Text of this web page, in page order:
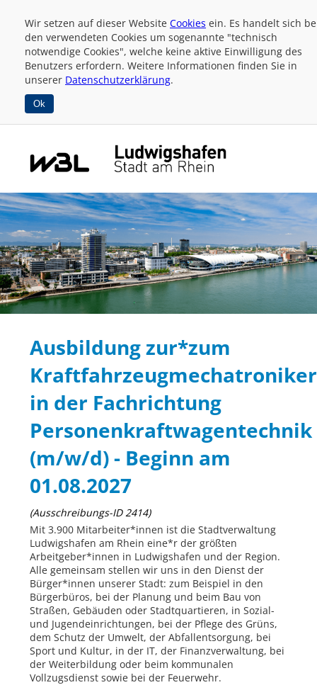
Wir setzen auf dieser Website Cookies ein. Es handelt sich
den verwendeten Cookies um sogenannte "technisch
notwendige Cookies", welche keine aktive Einwilligung des
Benutzers erfordern. Weitere Informationen finden Sie in
unserer Datenschutzerklärung.
Ok
Ausbildung zur*zum
in der Fachrichtung
Personenkraftwagentechnik
(m/w/d) - Beginn am
01.08.2027
(Ausschreibungs-ID 2414)
Mit 3.900 Mitarbeiter*innen ist die Stadtverwaltung
Ludwigshafen am Rhein eine*r der größten
Arbeitgeber*innen in Ludwigshafen und der Region.
Alle gemeinsam stellen wir uns in den Dienst der
Bürger*innen unserer Stadt: zum Beispiel in den
Bürgerbüros, bei der Planung und beim Bau von
Straßen, Gebäuden oder Stadtquartieren, in Sozial-
und Jugendeinrichtungen, bei der Pflege des Grüns,
dem Schutz der Umwelt, der Abfallentsorgung, bei
Sport und Kultur, in der IT, der Finanzverwaltung, bei
der Weiterbildung oder beim kommunalen
Vollzugsdienst sowie bei der Feuerwehr.